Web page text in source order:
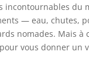
incontournables du
— eau, chutes,
nomades. Mais
vous donner un